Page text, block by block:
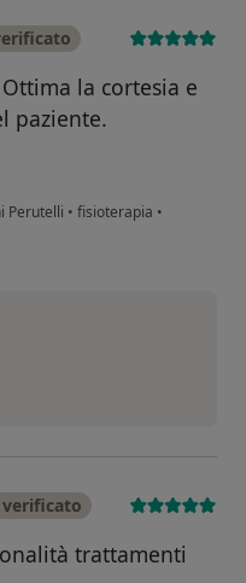
la cortesia e
paziente.
Perutelli • fisioterapia •
trattamenti